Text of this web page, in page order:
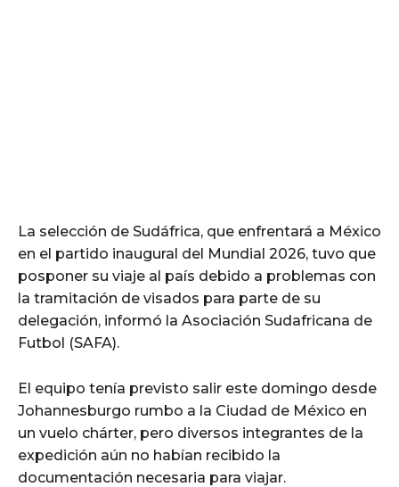
La selección de Sudáfrica, que enfrentará a México
en el partido inaugural del Mundial 2026, tuvo que
posponer su viaje al país debido a problemas con
la tramitación de visados para parte de su
delegación, informó la Asociación Sudafricana de
Futbol (SAFA).
El equipo tenía previsto salir este domingo desde
Johannesburgo rumbo a la Ciudad de México en
un vuelo chárter, pero diversos integrantes de la
expedición aún no habían recibido la
documentación necesaria para viajar.